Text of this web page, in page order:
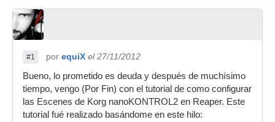
#1 por equiX el 27/11/2012
Bueno, lo prometido es deuda y después de muchísimo
tiempo, vengo (Por Fin) con el tutorial de como configurar
las Escenes de Korg nanoKONTROL2 en Reaper. Este
tutorial fué realizado basándome en este hilo: